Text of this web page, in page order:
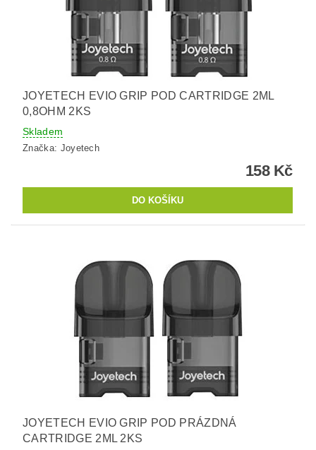
JOYETECH EVIO GRIP POD CARTRIDGE 2ML
0,8OHM 2KS
Skladem
Značka: Joyetech
158 Kč
JOYETECH EVIO GRIP POD PRÁZDNÁ
CARTRIDGE 2ML 2KS